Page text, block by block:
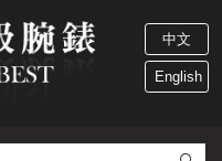
中文
English